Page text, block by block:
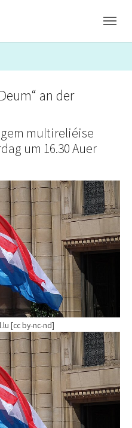
[cc by-nc-nd]
an der
multireliéise
um 16.30 Auer